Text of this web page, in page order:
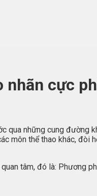
nhãn cực
những cung đường
môn thể thao khác,
tâm, đó là: Phương